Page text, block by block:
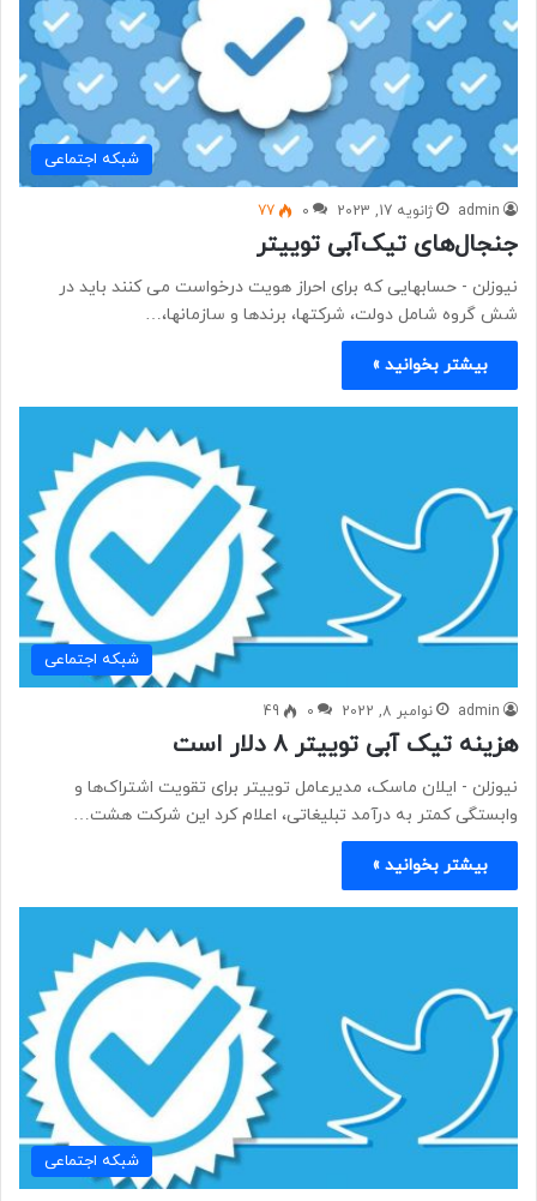
شبكه اجتماعی
admin ژانویه 17, 2023 0
77
جنجال‌های تیک‌آبی توییتر
نیوزلن - حسابهایی که برای احراز هویت درخواست می کنند باید در
شش گروه شامل دولت، شرکتها، برندها و سازمانها،…
بیشتر بخوانید »
شبكه اجتماعی
admin نوامبر 8, 2022 0
49
هزینه تیک آبی توییتر ۸ دلار است
نیوزلن - ​​​​​​​ایلان ماسک، مدیرعامل توییتر برای تقویت اشتراک‌ها و
وابستگی کمتر به درآمد تبلیغاتی، اعلام کرد این شرکت هشت…
بیشتر بخوانید »
شبكه اجتماعی